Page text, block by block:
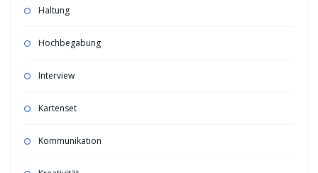
Haltung
Hochbegabung
Interview
Kartenset
Kommunikation